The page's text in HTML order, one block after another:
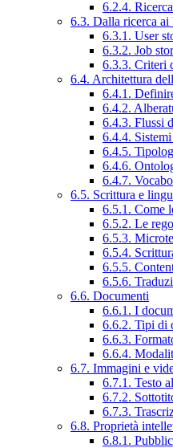
6.2.4.
6.3. Dalla ricerca
6.3.1. User
6.3.2. Job
6.3.3. Criteri
6.4. Architettura
6.4.1.
6.4.2.
6.4.3. Flussi
6.4.4.
6.4.5.
6.4.6.
6.4.7.
6.5. Scrittura e
6.5.1. Come
6.5.2. Le
6.5.3.
6.5.4.
6.5.5.
6.5.6.
6.6. Documenti
6.6.1. I
6.6.2. Tipi di
6.6.3.
6.6.4.
6.7. Immagini e
6.7.1. Testo
6.7.2.
6.7.3.
6.8. Proprietà
6.8.1.